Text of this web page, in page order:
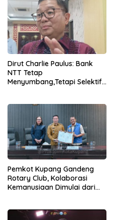
Dirut Charlie Paulus: Bank
NTT Tetap
Menyumbang,Tetapi Selektif
Pemkot Kupang Gandeng
Rotary Club, Kolaborasi
Kemanusiaan Dimulai dari